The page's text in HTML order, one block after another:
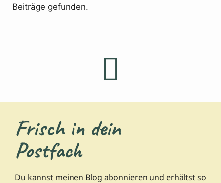
Beiträge gefunden.
Frisch in dein
Postfach
Du kannst meinen Blog abonnieren und erhältst so